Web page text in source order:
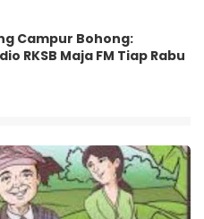
Campur Bohong:
RKSB Maja FM Tiap Rabu